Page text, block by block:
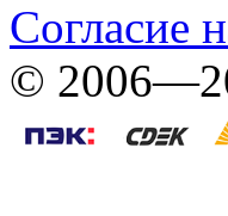
Согласие
©